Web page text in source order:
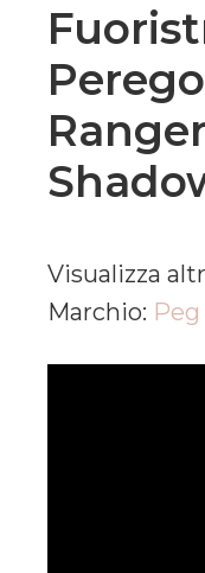
Visualizza
Marchio: